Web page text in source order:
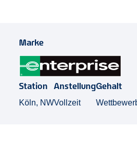
Marke
Station
Köln, NW
Anstellung
Vollzeit
Gehalt